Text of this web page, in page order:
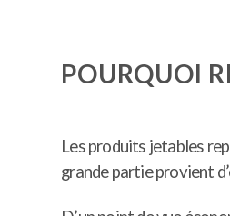
POURQUOI
Les produits jetables
grande partie provient